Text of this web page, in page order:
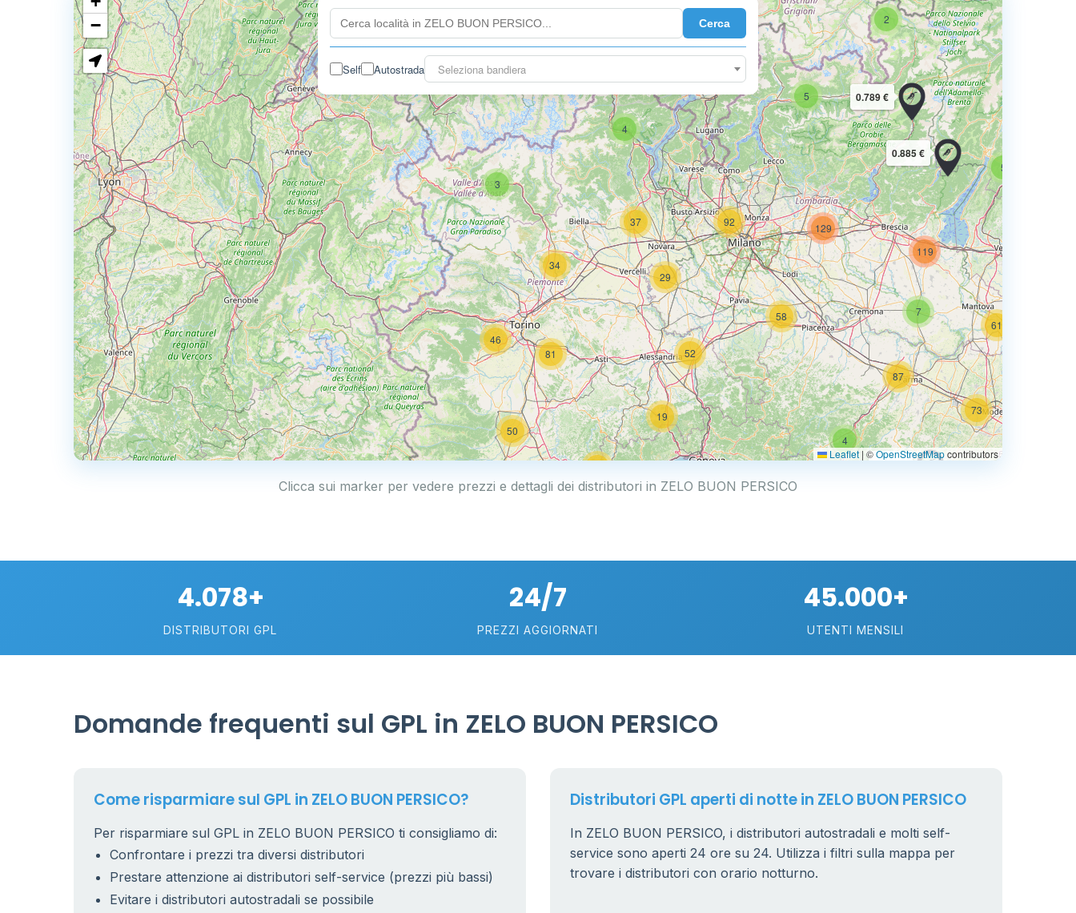
Cerca
Self Autostrada Seleziona bandiera
34
3
37
2
46
50
29
19
52
81
5
4
87
4
5
92
58 7
129
119
61
73
21
0.885 €
0.789 €
0.769 €
−
Leaflet | ©OpenStreetMapcontributors
Clicca sui marker per vedere prezzi e dettagli dei distributori in ZELO BUON PERSICO
4.078+
DISTRIBUTORI GPL
24/7
PREZZI AGGIORNATI
45.000+
UTENTI MENSILI
Domande frequenti sul GPL in ZELO BUON PERSICO
Come risparmiare sul GPL in ZELO BUON PERSICO?
Per risparmiare sul GPL in ZELO BUON PERSICO ti consigliamo di:
Confrontare i prezzi tra diversi distributori
Prestare attenzione ai distributori self-service (prezzi più bassi)
Evitare i distributori autostradali se possibile
Distributori GPL aperti di notte in ZELO BUON PERSICO
In ZELO BUON PERSICO, i distributori autostradali e molti self-
service sono aperti 24 ore su 24. Utilizza i filtri sulla mappa per
trovare i distributori con orario notturno.